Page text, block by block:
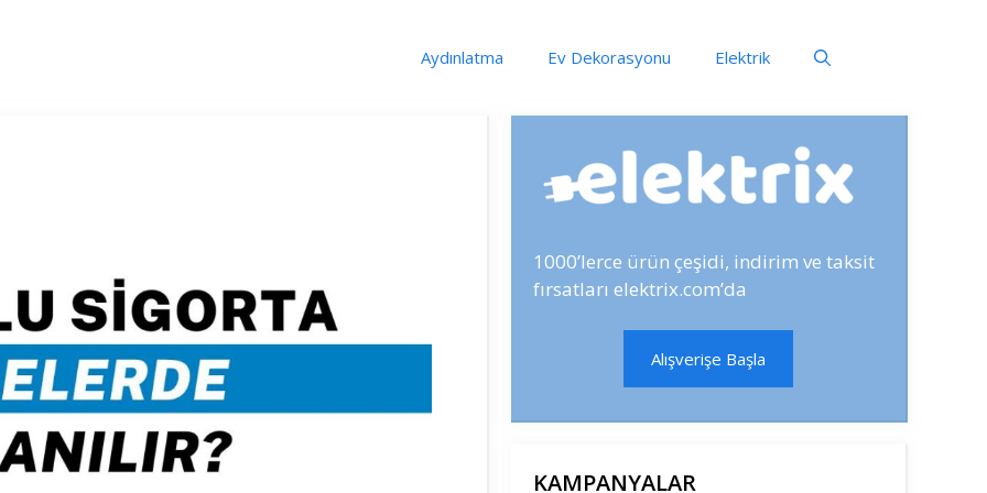
Aydınlatma Ev Dekorasyonu Elektrik
1000’lerce ürün çeşidi, indirim ve taksit
fırsatları elektrix.com’da
Alışverişe Başla
KAMPANYALAR